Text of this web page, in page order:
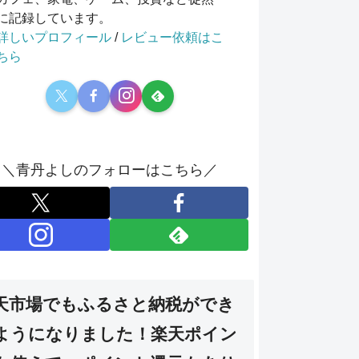
記録しています。
しいプロフィール / レビュー依頼はこ
ら
＼青丹よしのフォローはこちら／
市場でもふるさと納税ができ
うになりました！楽天ポイン